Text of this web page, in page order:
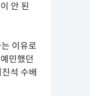
안 된
이유로
민했던
석 수배